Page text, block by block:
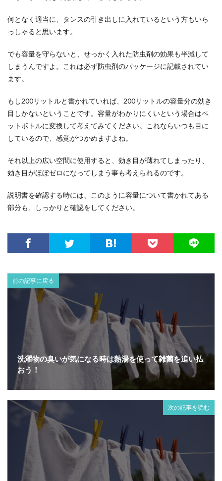
何となく適当に、タンスの引き出しに入れているという方もいら
っしゃると思います。
でも容量を守らないと、せっかく入れた防虫剤の効果も半減して
しまうんですよ。これは必ず防虫剤のパッケージに記載されてい
ます。
もし200リットルと書かれていれば、200リットルの容量分の効き
目しかないということです。容量がわかりにくいという場合はペ
ットボトルに変換して考えてみてください。これならいつも目に
しているので、感覚がつかめますよね。
それ以上の広い空間に使用すると、効き目が薄れてしまったり、
効き目がほぼゼロになってしまう事も考えられるのです。
説明書を確認する時には、このように容量について書かれてある
部分も、しっかりと確認をしてください。
前の記事に戻る
洗濯物の臭いが気になる時は熱湯を使って雑菌を追い払
おう！
次の記事を読む